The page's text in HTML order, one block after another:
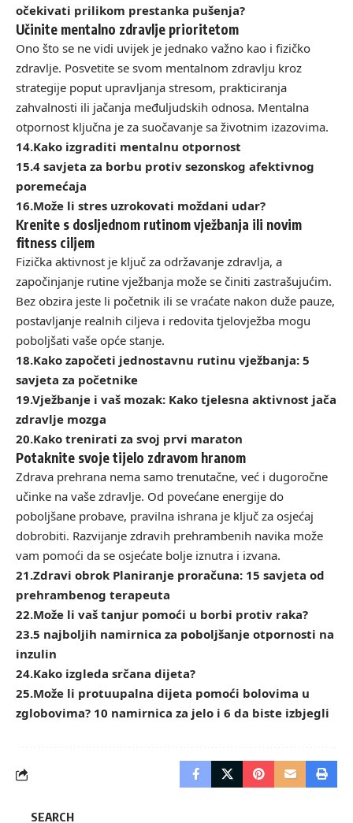
očekivati prilikom prestanka pušenja?
Učinite mentalno zdravlje prioritetom
Ono što se ne vidi uvijek je jednako važno kao i fizičko
zdravlje. Posvetite se svom mentalnom zdravlju kroz
strategije poput upravljanja stresom, prakticiranja
zahvalnosti ili jačanja međuljudskih odnosa. Mentalna
otpornost ključna je za suočavanje sa životnim izazovima.
14.Kako izgraditi mentalnu otpornost
15.4 savjeta za borbu protiv sezonskog afektivnog
poremećaja
16.Može li stres uzrokovati moždani udar?
Krenite s dosljednom rutinom vježbanja ili novim
fitness ciljem
Fizička aktivnost je ključ za održavanje zdravlja, a
započinjanje rutine vježbanja može se činiti zastrašujućim.
Bez obzira jeste li početnik ili se vraćate nakon duže pauze,
postavljanje realnih ciljeva i redovita tjelovježba mogu
poboljšati vaše opće stanje.
18.Kako započeti jednostavnu rutinu vježbanja: 5
savjeta za početnike
19.Vježbanje i vaš mozak: Kako tjelesna aktivnost jača
zdravlje mozga
20.Kako trenirati za svoj prvi maraton
Potaknite svoje tijelo zdravom hranom
Zdrava prehrana nema samo trenutačne, već i dugoročne
učinke na vaše zdravlje. Od povećane energije do
poboljšane probave, pravilna ishrana je ključ za osjećaj
dobrobiti. Razvijanje zdravih prehrambenih navika može
vam pomoći da se osjećate bolje iznutra i izvana.
21.Zdravi obrok Planiranje proračuna: 15 savjeta od
prehrambenog terapeuta
22.Može li vaš tanjur pomoći u borbi protiv raka?
23.5 najboljih namirnica za poboljšanje otpornosti na
inzulin
24.Kako izgleda srčana dijeta?
25.Može li protuupalna dijeta pomoći bolovima u
zglobovima? 10 namirnica za jelo i 6 da biste izbjegli
SEARCH